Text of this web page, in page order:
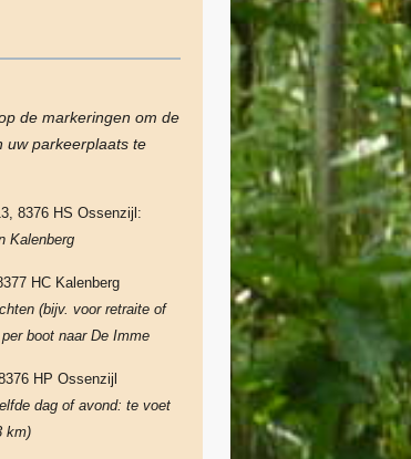
de markeringen om de
uw parkeerplaats te
8376 HS Ossenzijl:
Kalenberg
HC Kalenberg
(bijv. voor retraite of
boot naar De Imme
HP Ossenzijl
dag of avond: te voet
km)